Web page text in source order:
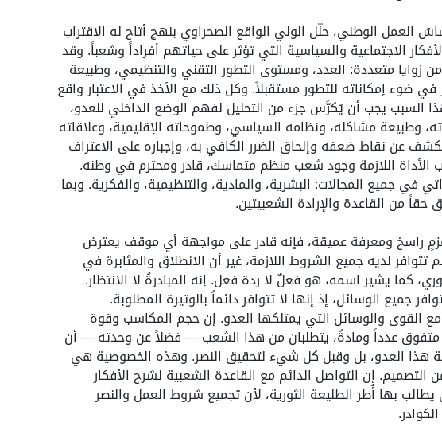
العمل الوطني، حلّل الولي الواقع الصحراوي بنهج أتاح له الاقتراب
الاجتماعية والسياسية التي تؤثر على حياتهم أفراداً وشعباً. وقد
زوايا متعددة: العدد، ومستوى التطور التقني والتنظيمي، وطبيعة
ضوء إمكاناته للتطور مستقبلاً. وكل ذلك مع الأخذ في الاعتبار واقع
السبب يجب أن يُكرَّس جزء من التحليل لفهم الوضع الداخلي للعدو،
وطبيعة مشاكله، ونظامه السياسي، وطموحاته الإقليمية، وعلاقاته
عن نقاط ضعفه وإلحاق الضرر الكافي به، وإجباره على الاعتراف
الأداة اللازمة وجود شعب منظم متماسك، قادر ومحترم في وطنه.
في جميع المجالات: البشرية، والمادية، والتنظيمية، والفكرية. وبما
من القاعدة والإرادة الشعبيتين.
راسخ ومعرفة عميقة، فإنه قادر على مواجهة أي موقف يعترض
لديه جميع الشروط اللازمة، غير أن الانطلاق والمثابرة في
كما يشير اسمه، هو فعلٌ لا ردة فعل. إنه المبادرةُ لا الانتظار.
جميع الوسائل، إذ إنها لا تتوافر دائماً بالوتيرة المطلوبة.
القوى والوسائل التي يمتلكها العدو. إن حجم المكاسب وقوة
متفوق عدداً ومادةً، يتطلبان من هذا الشعب — فضلاً عن وحدته — أن
هذا العدو، بل وقبل كل شيء لتحقيق النصر. وهذه الخصوصية هي
إن التواصل الدائم مع القاعدة الشعبية لشرح الأفكار
بها أُطر الطليعة الثورية، لأن تجميع شروط العمل والنصر